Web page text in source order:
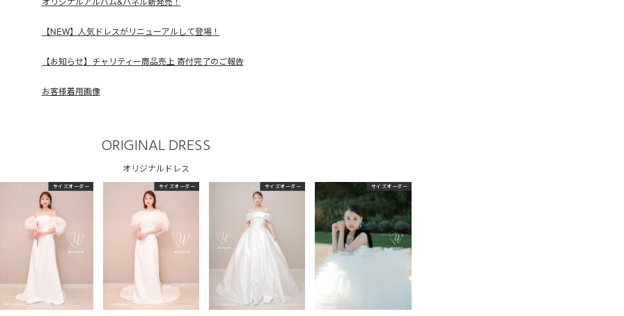
【NEW】人気ドレスがリニューアルして登場！
【お知らせ】チャリティー商品売上 寄付完了のご報告
お客様着用画像
ORIGINAL DRESS
オリジナルドレス
サイズオーダー サイズオーダー サイズオーダー サイズオーダー